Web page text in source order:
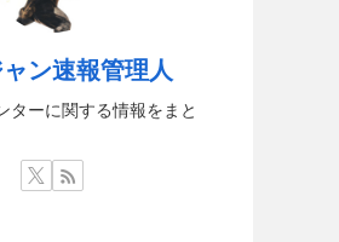
ン速報管理人
ターに関する情報をまと